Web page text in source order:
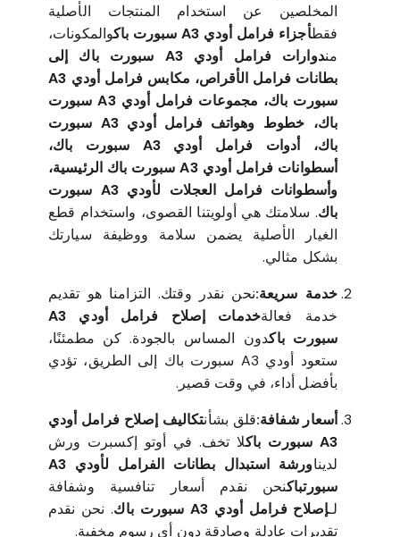
المخلصين عن استخدام المنتجات الأصلية
فقطأجزاء فرامل أودي A3 سبورت باك
والمكونات،
من
دوارات فرامل أودي A3 سبورت باك إلى
بطانات فرامل الأقراص، مكابس فرامل أودي A3
سبورت باك، مجموعات فرامل أودي A3 سبورت
باك، خطوط وهواتف فرامل أودي A3 سبورت
باك، أدوات فرامل أودي A3 سبورت باك،
أسطوانات فرامل أودي A3 سبورت باك الرئيسية،
وأسطوانات فرامل العجلات لأودي A3 سبورت
باك. سلامتك هي أولويتنا القصوى، واستخدام قطع
الغيار الأصلية يضمن سلامة ووظيفة سيارتك
بشكل مثالي.
خدمة سريعة:نحن نقدر وقتك. التزامنا هو تقديم
خدمة فعالة
خدمات إصلاح فرامل أودي A3
سبورت باكدون المساس بالجودة. كن مطمئنًا،
ستعود أودي A3 سبورت باك إلى الطريق، تؤدي
بأفضل أداء، في وقت قصير.
أسعار شفافة:قلق بشأنتكاليف إصلاح فرامل أودي
A3 سبورت باك
لا تخف. في أوتو إكسبرت ورش
لدينا
ورشة استبدال بطانات الفرامل لأودي A3
سبورتباكنحن نقدم أسعار تنافسية وشفافة
لـإصلاح فرامل أودي A3 سبورت باك
. نحن نقدم
تقديرات عادلة وصادقة دون أي رسوم مخفية.